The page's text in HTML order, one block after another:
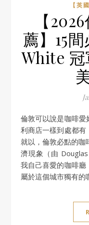
【英
【
薦】15
White
倫敦可以說是咖啡愛好者的天堂，咖啡廳在倫敦就像便
利商店一樣到處都有
就以，倫敦必點的
濟現象（由
我自己喜愛的咖啡
屬於這個城市獨有的